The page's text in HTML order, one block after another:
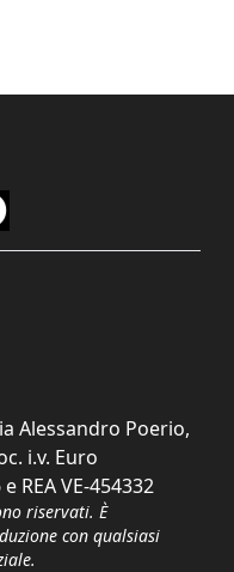
Alessandro Poerio,
i.v. Euro
REA VE-454332
riservati. È
con qualsiasi